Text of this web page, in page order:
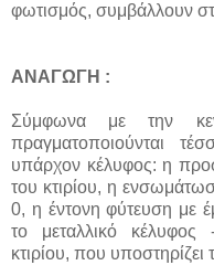
φωτισμός, συμβάλλουν
ΑΝΑΓΩΓΗ :
Σύμφωνα με την
πραγματοποιούνται
υπάρχον κέλυφος: η
του κτιρίου, η
0, η έντονη φύτευση με
το μεταλλικό κέλυφος
κτιρίου, που